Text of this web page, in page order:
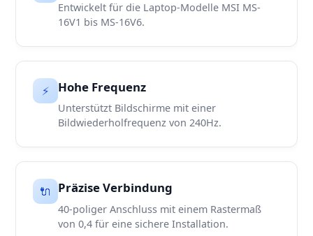
Entwickelt für die Laptop-Modelle MSI MS-
16V1 bis MS-16V6.
⚡ Hohe Frequenz
Unterstützt Bildschirme mit einer
Bildwiederholfrequenz von 240Hz.
🔌 Präzise Verbindung
40-poliger Anschluss mit einem Rastermaß
von 0,4 für eine sichere Installation.